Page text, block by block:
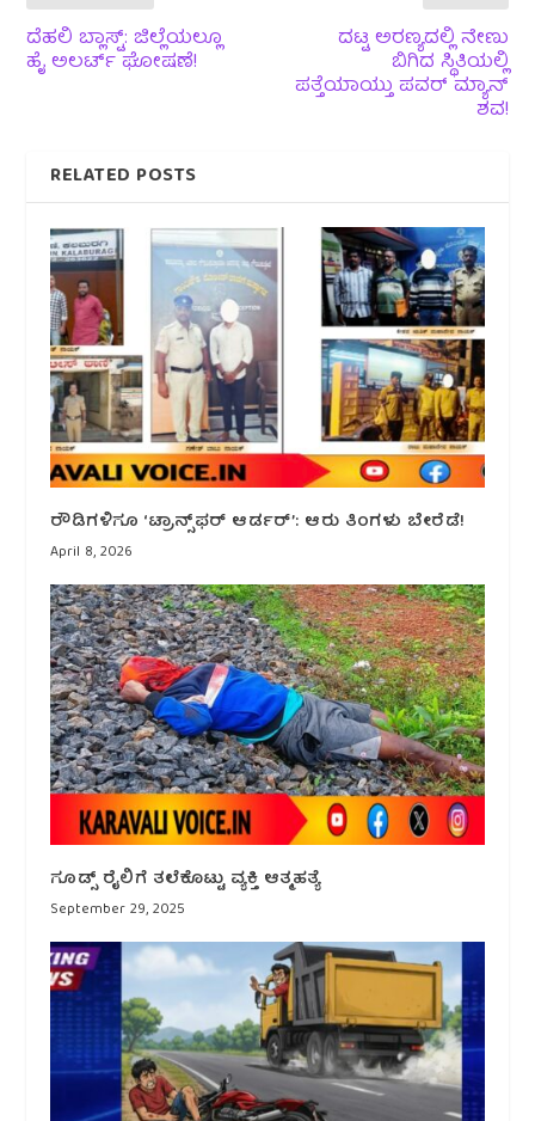
ದೆಹಲಿ ಬ್ಲಾಸ್ಟ್: ಜಿಲ್ಲೆಯಲ್ಲೂ
ಹೈ ಅಲರ್ಟ್ ಘೋಷಣೆ!
ದಟ್ಟ ಅರಣ್ಯದಲ್ಲಿ ನೇಣು
ಬಿಗಿದ ಸ್ಥಿತಿಯಲ್ಲಿ
ಪತ್ತೆಯಾಯ್ತು ಪವರ್ ಮ್ಯಾನ್
ಶವ!
RELATED POSTS
ರೌಡಿಗಳಿಗೂ ‘ಟ್ರಾನ್ಸ್‌ಫರ್ ಆರ್ಡರ್’: ಆರು ತಿಂಗಳು ಬೇರೆಡೆ!
April 8, 2026
ಗೂಡ್ಸ್ ರೈಲಿಗೆ ತಲೆಕೊಟ್ಟು ವ್ಯಕ್ತಿ ಆತ್ಮಹತ್ಯೆ
September 29, 2025